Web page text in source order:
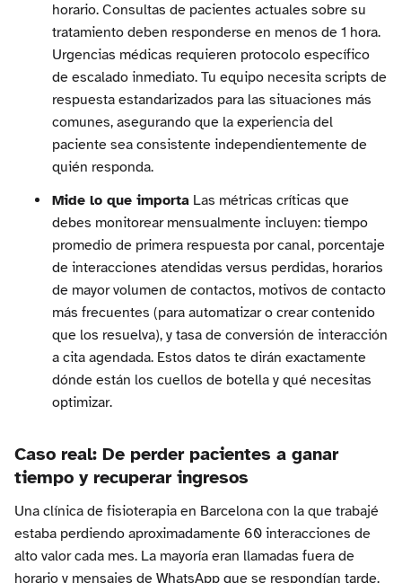
horario. Consultas de pacientes actuales sobre su
tratamiento deben responderse en menos de 1 hora.
Urgencias médicas requieren protocolo específico
de escalado inmediato. Tu equipo necesita scripts de
respuesta estandarizados para las situaciones más
comunes, asegurando que la experiencia del
paciente sea consistente independientemente de
quién responda.
Mide lo que importa Las métricas críticas que
debes monitorear mensualmente incluyen: tiempo
promedio de primera respuesta por canal, porcentaje
de interacciones atendidas versus perdidas, horarios
de mayor volumen de contactos, motivos de contacto
más frecuentes (para automatizar o crear contenido
que los resuelva), y tasa de conversión de interacción
a cita agendada. Estos datos te dirán exactamente
dónde están los cuellos de botella y qué necesitas
optimizar.
Caso real: De perder pacientes a ganar
tiempo y recuperar ingresos
Una clínica de fisioterapia en Barcelona con la que trabajé
estaba perdiendo aproximadamente 60 interacciones de
alto valor cada mes. La mayoría eran llamadas fuera de
horario y mensajes de WhatsApp que se respondían tarde.